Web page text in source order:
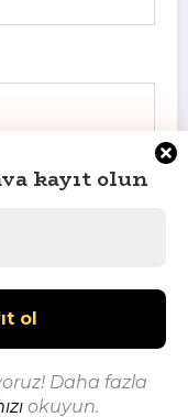
kayıt olun
Daha fazla
okuyun.